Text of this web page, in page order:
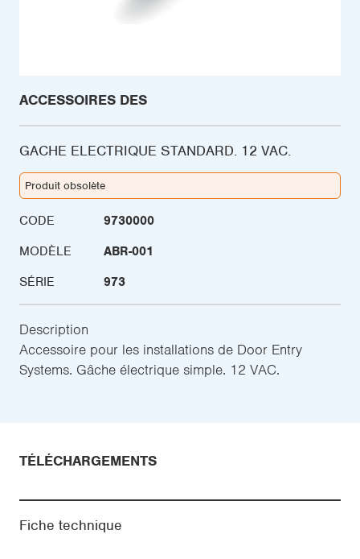
ACCESSOIRES DES
GACHE ELECTRIQUE STANDARD. 12 VAC.
Produit obsolète
CODE
9730000
MODÈLE
ABR-001
SÉRIE
973
Description
Accessoire pour les installations de Door Entry
Systems. Gâche électrique simple. 12 VAC.
TÉLÉCHARGEMENTS
Fiche technique